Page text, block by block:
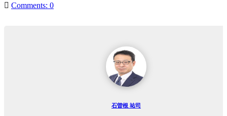
更
Comments: 0
石曽根 祐司